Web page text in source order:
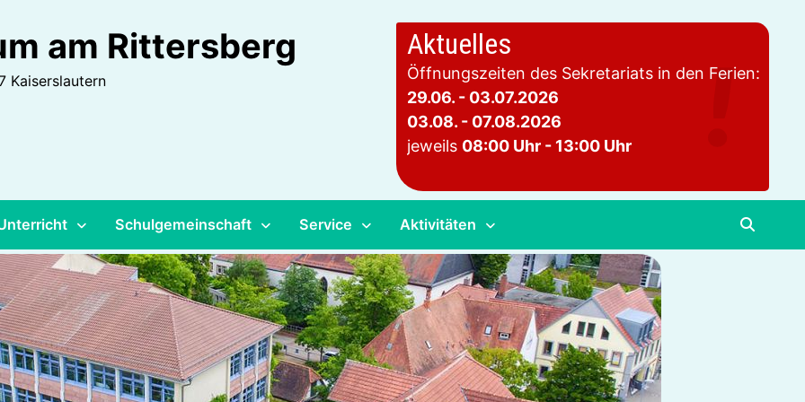
am Rittersberg
Kaiserslautern
Aktuelles
Öffnungszeiten des Sekretariats in den Ferien:
29.06. - 03.07.2026
03.08. - 07.08.2026
jeweils 08:00 Uhr - 13:00 Uhr
Schulgemeinschaft Service Aktivitäten